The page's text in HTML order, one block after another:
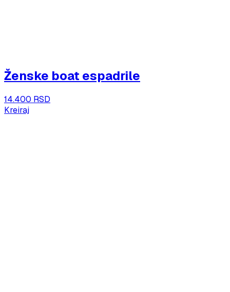
Ženske boat espadrile
14.400 RSD
Kreiraj